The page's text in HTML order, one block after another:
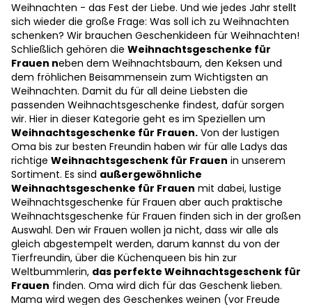
Weihnachten - das Fest der Liebe. Und wie jedes Jahr stellt
sich wieder die große Frage: Was soll ich zu Weihnachten
schenken? Wir brauchen Geschenkideen für Weihnachten!
Schließlich gehören die Weihnachtsgeschenke für
Frauen neben dem Weihnachtsbaum, den Keksen und
dem fröhlichen Beisammensein zum Wichtigsten an
Weihnachten. Damit du für all deine Liebsten die
passenden Weihnachtsgeschenke findest, dafür sorgen
wir. Hier in dieser Kategorie geht es im Speziellen um
Weihnachtsgeschenke für Frauen. Von der lustigen
Oma bis zur besten Freundin haben wir für alle Ladys das
richtige Weihnachtsgeschenk für Frauen in unserem
Sortiment. Es sind außergewöhnliche
Weihnachtsgeschenke für Frauen mit dabei, lustige
Weihnachtsgeschenke für Frauen aber auch praktische
Weihnachtsgeschenke für Frauen finden sich in der großen
Auswahl. Den wir Frauen wollen ja nicht, dass wir alle als
gleich abgestempelt werden, darum kannst du von der
Tierfreundin, über die Küchenqueen bis hin zur
Weltbummlerin, das perfekte Weihnachtsgeschenk für
Frauen finden. Oma wird dich für das Geschenk lieben.
Mama wird wegen des Geschenkes weinen (vor Freude